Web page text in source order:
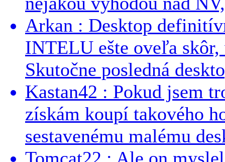
Arkan : Desktop
INTELU ešte oveľa
Skutočne posledná
Kastan42 : Pokud jsem
získám koupí takového
sestavenému malému